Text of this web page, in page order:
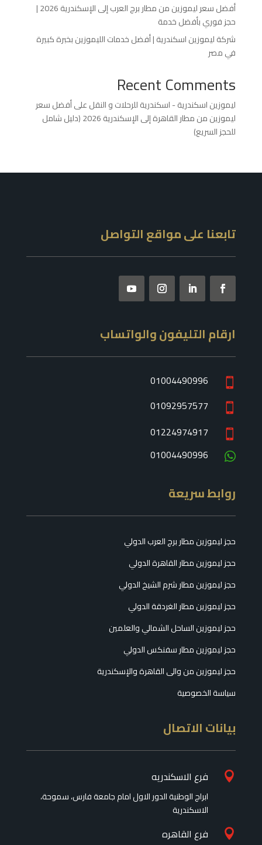
أفضل سعر ليموزين من مطار برج العرب إلى الإسكندرية 2026 |
حجز فوري بأفضل خدمة
شركة ليموزين اسكندرية | أفضل خدمات الليموزين بخبرة كبيرة
في مصر
Recent Comments
ليموزين اسكندرية - اسكندرية للرحلات و النقلعلىأفضل سعر
ليموزين من مطار القاهرة إلى الإسكندرية 2026 (دليل شامل
للحجز السريع)
تابعنا على مواقع التواصل
ارقام التليفون والواتساب

01004490996

01092957577

01224974917

01004490996
روابط سريعة
حجز ليموزين مطار برج العرب الدولي
حجز ليموزين مطار القاهرة الدولي
حجز ليموزين مطار شرم الشيخ الدولي
حجز ليموزين مطار الغردقة الدولي
حجز ليموزين الساحل الشمالي والعلمين
حجز ليموزين مطار سفنكس الدولي
حجز ليموزين من والى القاهرة والإسكندرية
سياسة الخصوصية
بيانات الاتصال
 فرع الاسكندريه
ابراج الوطنية الدور الاول امام جامعة فارس، سموحة،
الاسكندرية
 فرع القاهره